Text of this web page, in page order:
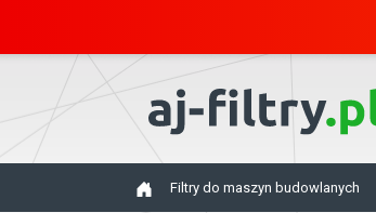
Filtry do maszyn budowlanych